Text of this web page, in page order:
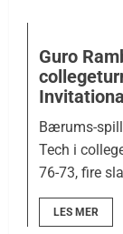
Guro
Bærums-
Tech i
76-73, fire
LES MER